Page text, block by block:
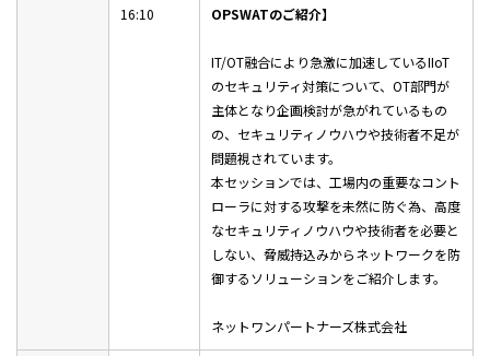
16:10
OPSWATのご紹介】
IT/OT融合により急激に加速しているIIoT
のセキュリティ対策について、OT部門が
主体となり企画検討が急がれているもの
の、セキュリティノウハウや技術者不足が
問題視されています。
本セッションでは、工場内の重要なコント
ローラに対する攻撃を未然に防ぐ為、高度
なセキュリティノウハウや技術者を必要と
しない、脅威持込みからネットワークを防
御するソリューションをご紹介します。
ネットワンパートナーズ株式会社